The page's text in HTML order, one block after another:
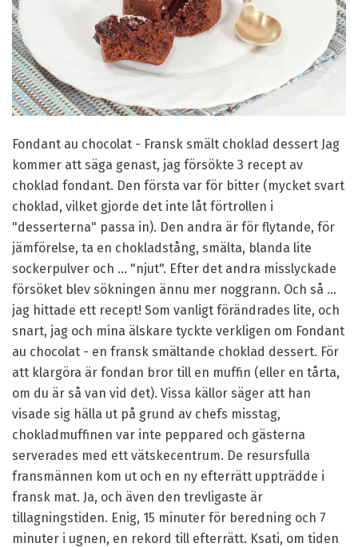
Fondant au chocolat - Fransk smält choklad dessert Jag
kommer att säga genast, jag försökte 3 recept av
choklad fondant. Den första var för bitter (mycket svart
choklad, vilket gjorde det inte låt förtrollen i
"desserterna" passa in). Den andra är för flytande, för
jämförelse, ta en chokladstång, smälta, blanda lite
sockerpulver och ... "njut". Efter det andra misslyckade
försöket blev sökningen ännu mer noggrann. Och så ...
jag hittade ett recept! Som vanligt förändrades lite, och
snart, jag och mina älskare tyckte verkligen om Fondant
au chocolat - en fransk smältande choklad dessert. För
att klargöra är fondan bror till en muffin (eller en tårta,
om du är så van vid det). Vissa källor säger att han
visade sig hälla ut på grund av chefs misstag,
chokladmuffinen var inte peppared och gästerna
serverades med ett vätskecentrum. De resursfulla
fransmännen kom ut och en ny efterrätt uppträdde i
fransk mat. Ja, och även den trevligaste är
tillagningstiden. Enig, 15 minuter för beredning och 7
minuter i ugnen, en rekord till efterrätt. Ksati, om tiden